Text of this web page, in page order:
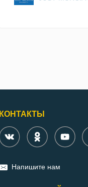
КОНТАКТЫ
Напишите нам